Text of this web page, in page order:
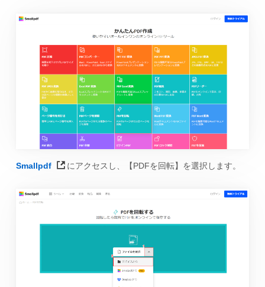
Smallpdf にアクセスし、【PDFを回転】を選択します。